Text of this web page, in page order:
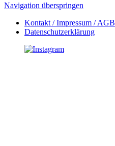
Navigation überspringen
Kontakt / Impressum / AGB
Datenschutzerklärung